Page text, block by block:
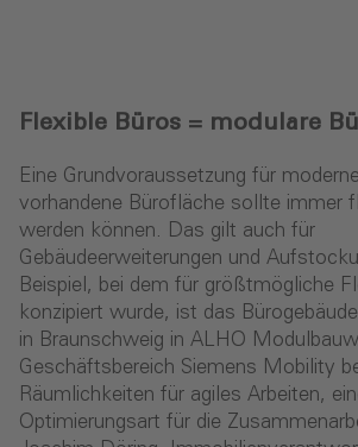
Flexible Büros = modulare
Eine Grundvoraussetzung für
vorhandene Bürofläche sollte immer
werden können. Das gilt auch für
Gebäudeerweiterungen und
Beispiel, bei dem für größtmögliche
konzipiert wurde, ist das
in Braunschweig in ALHO
Geschäftsbereich Siemens Mobility
Räumlichkeiten für agiles Arbeiten,
Optimierungsart für die